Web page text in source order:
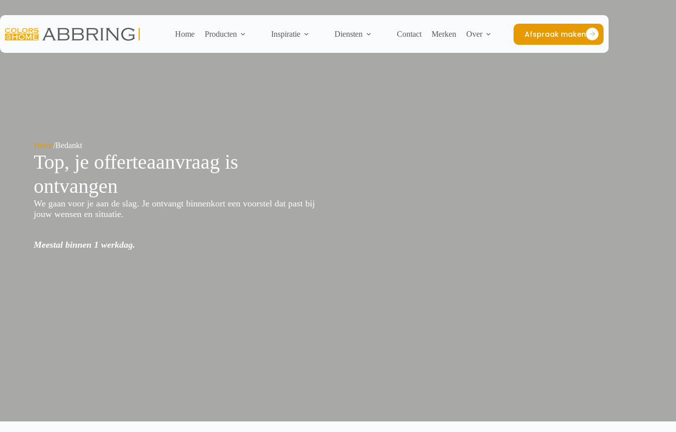
de
inhoud
Home Producten Inspiratie Diensten Contact Merken Over Afspraak maken
Home/Bedankt
Top, je offerteaanvraag is
ontvangen
We gaan voor je aan de slag. Je ontvangt binnenkort een voorstel dat past bij
jouw wensen en situatie.
Meestal binnen 1 werkdag.